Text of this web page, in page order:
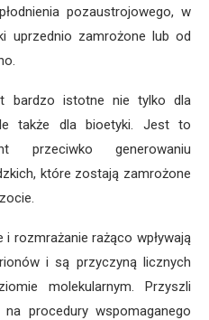
pozaustrojowego, w
uprzednio zamrożone lub od
bardzo istotne nie tylko dla
także dla bioetyki. Jest to
przeciwko generowaniu
które zostają zamrożone
i rozmrażanie rażąco wpływają
i są przyczyną licznych
molekularnym. Przyszli
procedury wspomaganego